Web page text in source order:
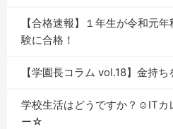
【合格速報】１年生が令和元
験に合格！
【学園長コラム vol.18】金持
学校生活はどうですか？☺ITカ
ー☆